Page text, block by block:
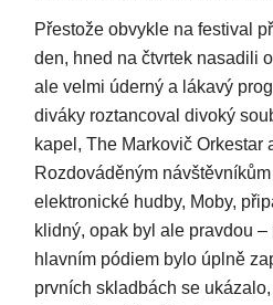
Přestože obvykle na festival
den, hned na čtvrtek nasadili
ale velmi úderný a lákavý
diváky roztancoval divoký
kapel, The Markovič Orkestar
Rozdováděným návštěvníkům
elektronické hudby, Moby,
klidný, opak byl ale pravdou –
hlavním pódiem bylo úplně
prvních skladbách se